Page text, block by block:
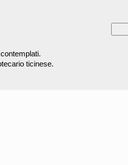
ticinese.